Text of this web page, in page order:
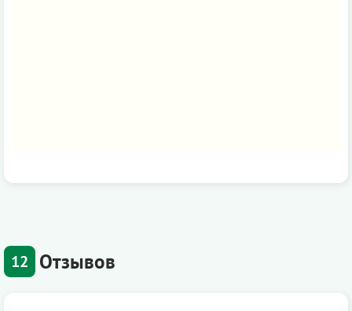
12 Отзывов